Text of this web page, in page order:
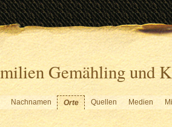
Gemähling und
Nachnamen Orte Quellen Medien